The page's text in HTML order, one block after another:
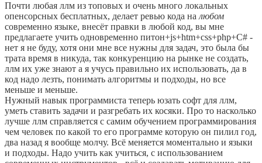
Почти любая ллм из топовых и очень много локальных
опенсорсных бесплатных, делает ревью кода на любом
современно языке, внесёт правки в любой код, вы мне
предлагаете учить одновременно питон+js+htm+css+php+C# -
нет я не буду, хотя они мне все нужны для задач, это была бы
трата время в никуда, так конкуренцию на рынке не создать,
ллм их уже знают а я учусь правильно их использовать, да в
код надо лезть, понимать алгоритмы и подходы, но все
меньше и меньше.
Нужный навык программиста теперь юзать софт для ллм,
уметь ставить задачи и разгребать их косяки. Про то насколько
лучше ллм справляется с самим обучением программирования
чем человек по какой то его программе которую он пилил год,
два назад я вообще молчу. Всё меняется моментально и языки
и подходы. Надо учить как учиться, с использованием